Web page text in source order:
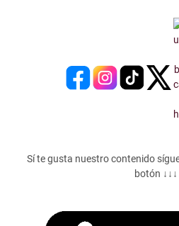
Sí te gusta nuestro contenido
botón